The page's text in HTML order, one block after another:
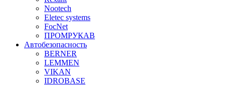
Nootech
Eletec systems
FocNet
ПРОМРУКАВ
Автобезопасность
BERNER
LEMMEN
VIKAN
IDROBASE